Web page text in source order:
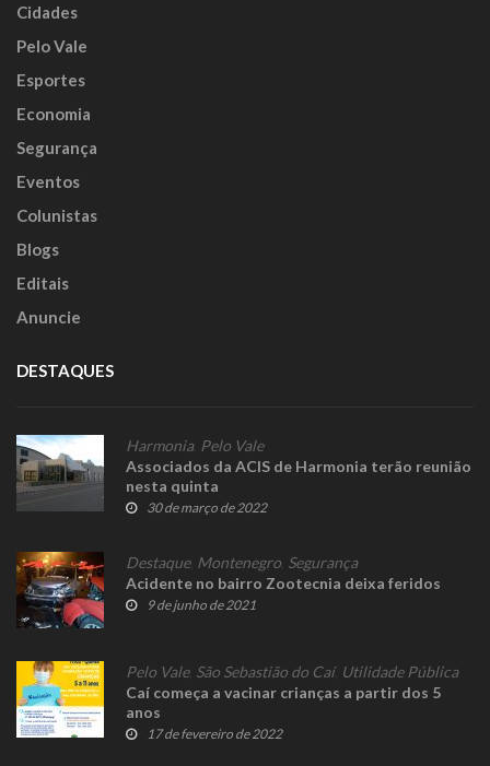
Cidades
Pelo Vale
Esportes
Economia
Segurança
Eventos
Colunistas
Blogs
Editais
Anuncie
DESTAQUES
Harmonia, Pelo Vale
Associados da ACIS de Harmonia terão reunião
nesta quinta
30 de março de 2022
Destaque, Montenegro Segurança
Acidente no bairro Zootecnia deixa feridos
9 de junho de 2021
Pelo Vale, São Sebastião do Caí, Utilidade Pública
Caí começa a vacinar crianças a partir dos 5
anos
17 de fevereiro de 2022